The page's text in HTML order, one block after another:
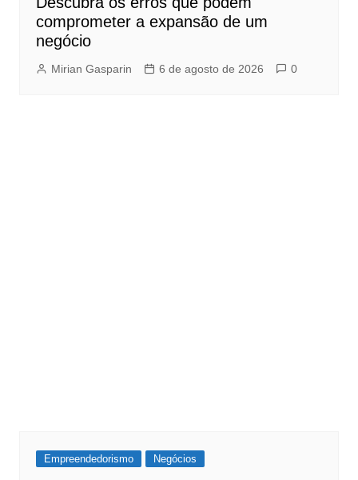
comprometer a expansão de um
negócio
Mirian Gasparin 6 de agosto de 2026 0
Empreendedorismo Negócios